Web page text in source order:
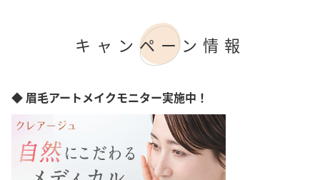
大阪府
広島県
福岡県
熊本県
鹿児島県
眉毛スタイリング
キャンペーン情報
◆ 眉毛アートメイクモニター実施中！